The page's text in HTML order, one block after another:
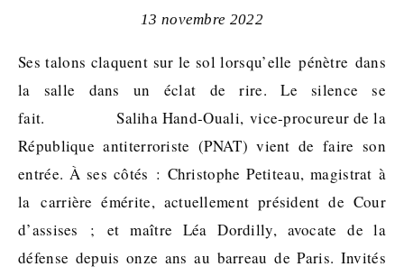
13 novembre 2022
Ses talons claquent sur le sol lorsqu’elle pénètre dans
la salle dans un éclat de rire. Le silence se
fait. Saliha Hand-Ouali, vice-procureur de la
République antiterroriste (PNAT) vient de faire son
entrée. À ses côtés : Christophe Petiteau, magistrat à
la carrière émérite, actuellement président de Cour
d’assises ; et maître Léa Dordilly, avocate de la
défense depuis onze ans au barreau de Paris. Invités